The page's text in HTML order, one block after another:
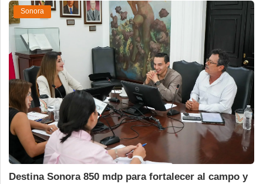
Sonora
Destina Sonora 850 mdp para fortalecer al campo y